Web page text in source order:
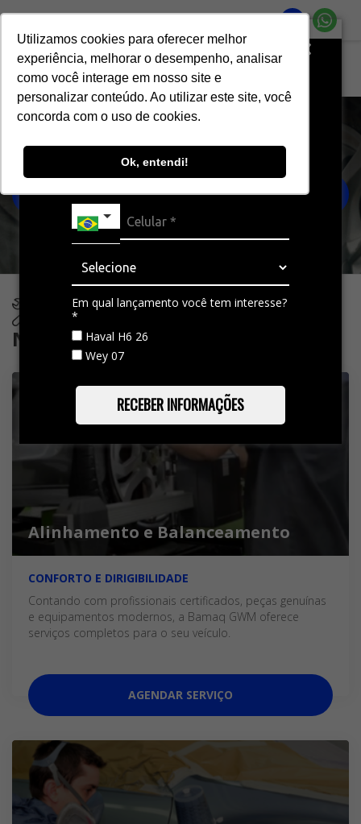
Resgate seu cupom de desconto
para aposentar aquilo que já não te
representa mais.
Em qual lançamento você tem interesse?
*
Haval H6 26
Wey 07
RECEBER INFORMAÇÕES
Utilizamos cookies para oferecer melhor
experiência, melhorar o desempenho, analisar
como você interage em nosso site e
personalizar conteúdo. Ao utilizar este site, você
concorda com o uso de cookies.
Ok, entendi!
Página inicial Serviços
Nossos serviços
AGENDAR SERVIÇOS
Nossos Serviços
Alinhamento e Balanceamento
CONFORTO E DIRIGIBILIDADE
Contando com profissionais certificados, peças genuínas
e equipamentos modernos, a Bamaq GWM oferece
serviços completos para o seu veículo.
AGENDAR SERVIÇO